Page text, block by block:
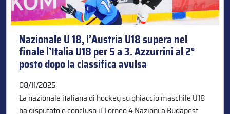
Nazionale U 18, l’Austria U18 supera nel
finale l’Italia U18 per 5 a 3. Azzurrini al 2°
posto dopo la classifica avulsa
08/11/2025
La nazionale italiana di hockey su ghiaccio maschile U18
ha disputato e concluso il Torneo 4 Nazioni a Budapest